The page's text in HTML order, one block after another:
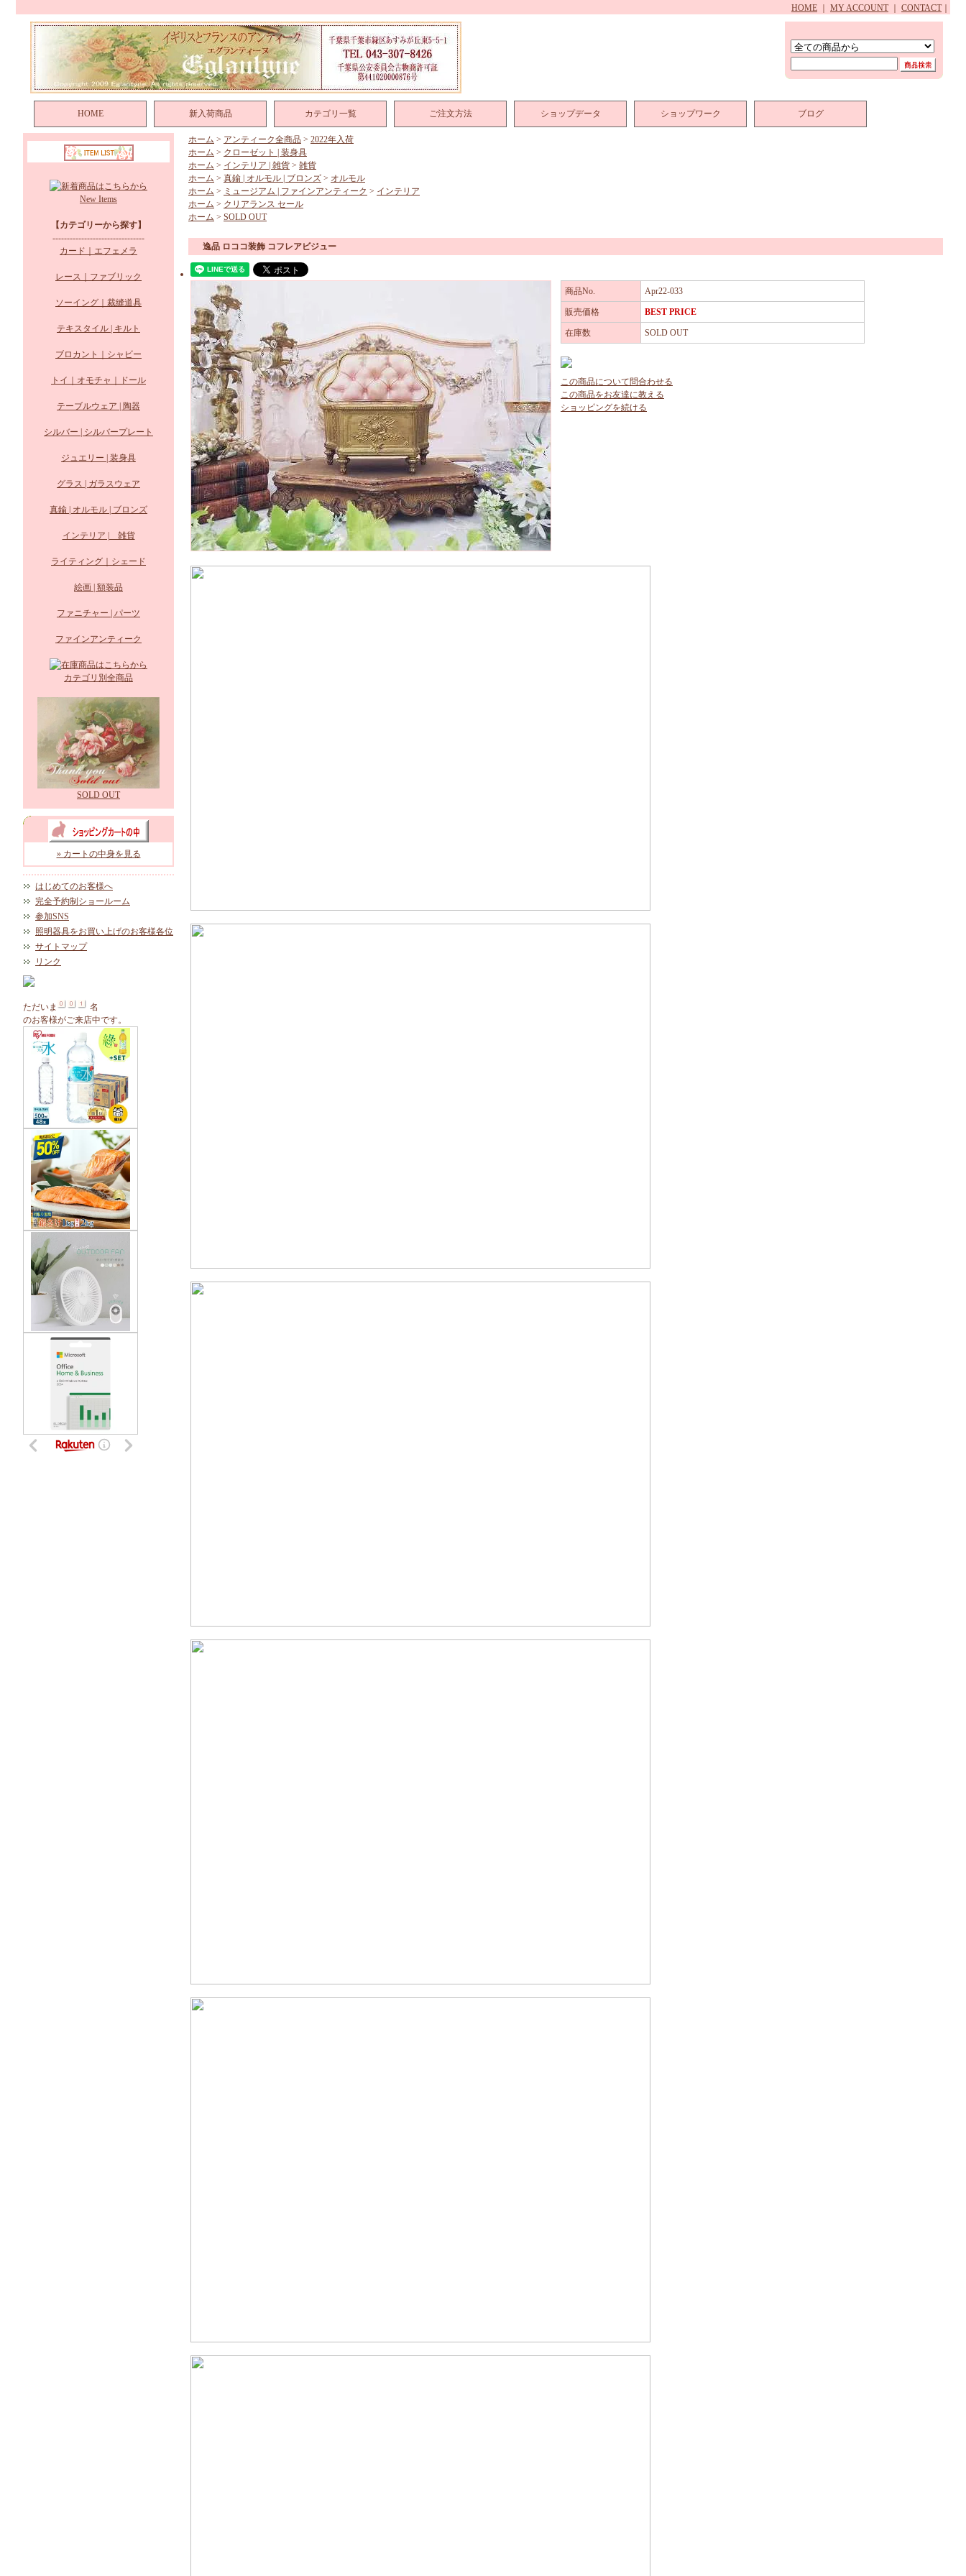
HOME MY ACCOUNT CONTACT
HOME 新入荷商品 カテゴリ一覧 ご注文方法 ショップデータ ショップワーク ブログ
New Items
【カテゴリーから探す】
--------------------------------
カード｜エフェメラ
レース｜ファブリック
ソーイング｜裁縫道具
テキスタイル | キルト
ブロカント｜シャビー
トイ｜オモチャ｜ドール
テーブルウェア | 陶器
シルバー | シルバープレート
ジュエリー | 装身具
グラス | ガラスウェア
真鍮 | オルモル | ブロンズ
インテリア | 雑貨
ライティング｜シェード
絵画 | 額装品
ファニチャー | パーツ
ファインアンティーク
カテゴリ別全商品
SOLD OUT
» カートの中身を見る
はじめてのお客様へ
完全予約制ショールーム
参加SNS
照明器具をお買い上げのお客様各位
サイトマップ
リンク
ただいま
名
のお客様がご来店中です。
ホーム > アンティーク全商品 > 2022年入荷
ホーム > クローゼット | 装身具
ホーム > インテリア | 雑貨 > 雑貨
ホーム > 真鍮 | オルモル | ブロンズ > オルモル
ホーム > ミュージアム | ファインアンティーク > インテリア
ホーム > クリアランス セール
ホーム > SOLD OUT
逸品 ロココ装飾 コフレアビジュー
商品No. Apr22-033
販売価格 BEST PRICE
在庫数 SOLD OUT
この商品について問合わせる
この商品をお友達に教える
ショッピングを続ける